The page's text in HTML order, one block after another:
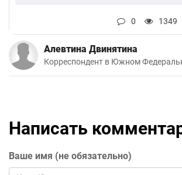
0 1349
Алевтина Двинятина
Корреспондент в Южном
Написать
Ваше имя (не обязательно)